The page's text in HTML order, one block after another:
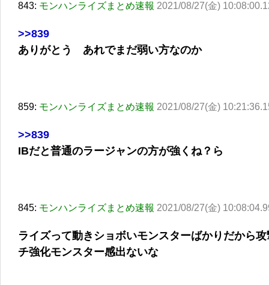
843: モンハンライズまとめ速報 2021/08/27(金)
>>839
ありがとう あれでまだ弱い方なのか
859: モンハンライズまとめ速報 2021/08/27(金)
>>839
IBだと普通のラージャンの方が強くね？ら
845: モンハンライズまとめ速報 2021/08/27(金)
ライズって動きショボいモンスターばかりだから
チ強化モンスター感出ないな